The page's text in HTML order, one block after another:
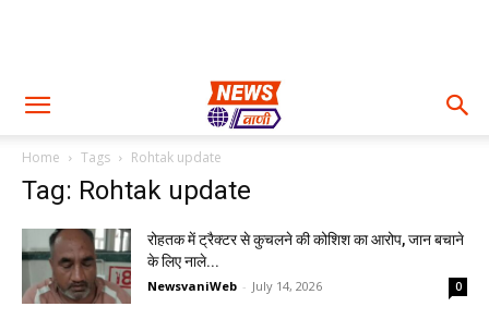
Home Tags Rohtak update
Tag: Rohtak update
रोहतक में ट्रैक्टर से कुचलने की कोशिश का आरोप, जान बचाने
के लिए नाले...
NewsvaniWeb - July 14, 2026 0